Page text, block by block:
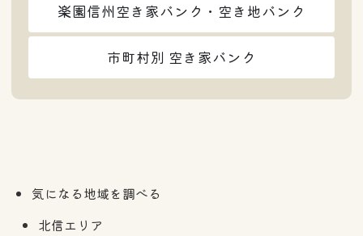
楽園信州空き家バンク・空き地バンク
市町村別 空き家バンク
気になる地域を調べる
北信エリア